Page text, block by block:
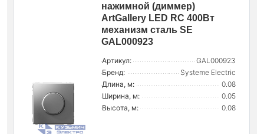
нажимной (диммер)
ArtGallery LED RC 400Вт
механизм сталь SE
GAL000923
Артикул:
GAL000923
Бренд:
Systeme Electric
Длина, м:
0.08
Ширина, м:
0.05
Высота, м:
0.08